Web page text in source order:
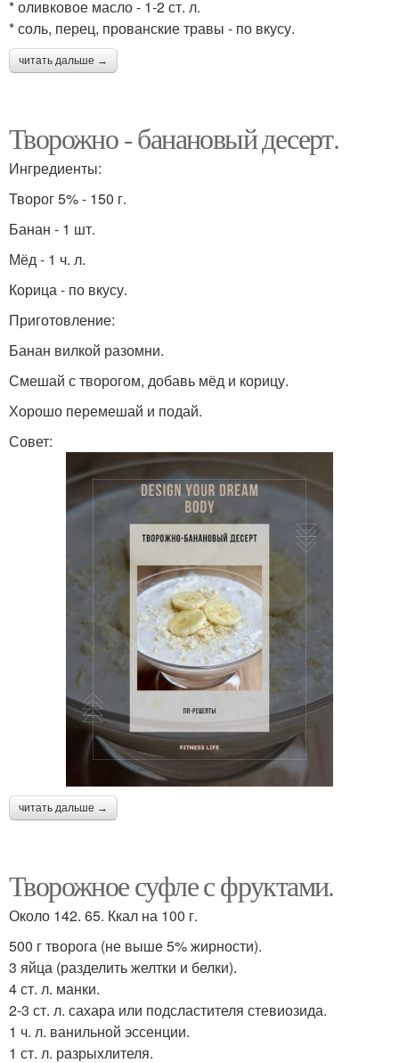
* оливковое масло - 1-2 ст. л.
* соль, перец, прованские травы - по вкусу.
читать дальше →
Творожно - банановый десерт.
Ингредиенты:
Творог 5% - 150 г.
Банан - 1 шт.
Мёд - 1 ч. л.
Корица - по вкусу.
Приготовление:
Банан вилкой разомни.
Смешай с творогом, добавь мёд и корицу.
Хорошо перемешай и подай.
Совет:
читать дальше →
Творожное суфле с фруктами.
Около 142. 65. Ккал на 100 г.
500 г творога (не выше 5% жирности).
3 яйца (разделить желтки и белки).
4 ст. л. манки.
2-3 ст. л. сахара или подсластителя стевиозида.
1 ч. л. ванильной эссенции.
1 ст. л. разрыхлителя.